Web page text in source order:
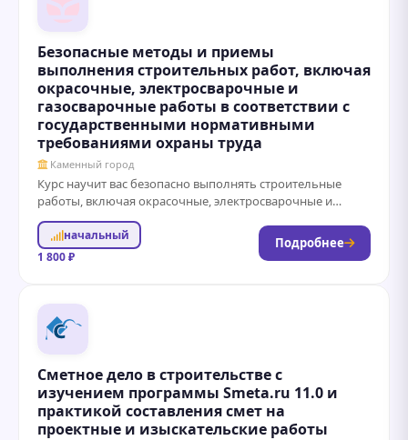
Безопасные методы и приемы
выполнения строительных работ, включая
окрасочные, электросварочные и
газосварочные работы в соответствии с
государственными нормативными
требованиями охраны труда
Каменный город
Курс научит вас безопасно выполнять строительные
работы, включая окрасочные, электросварочные и
газосварочные работы, соблюдая все нормативы и
правила безопасности. Получите...
начальный
1 800 ₽
Подробнее
Сметное дело в строительстве с
изучением программы Smeta.ru 11.0 и
практикой составления смет на
проектные и изыскательские работы